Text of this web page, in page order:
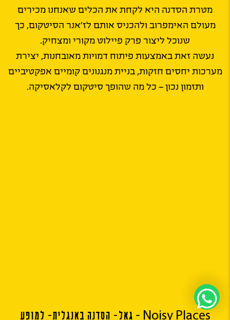
מטרת הסדנה היא לקחת את הכלים שאנחנו מכירים
מעולם האימפרוב ולהכניס אותם לז’אנר הסיטקום, כך
שנוכל ליצור פרק פיילוט מקורי ומצחיק.
נעשה זאת באמצעות פיתוח דמויות מאובחנות, יצירת
מערכות יחסים חזקות, בניית מנגנונים קומיים אפקטיביים
ותזמון נכון – כל מה שהופך סיטקום לקלאסיקה.
Noisy Places – גאל- הסדנה באנגלית- למופע